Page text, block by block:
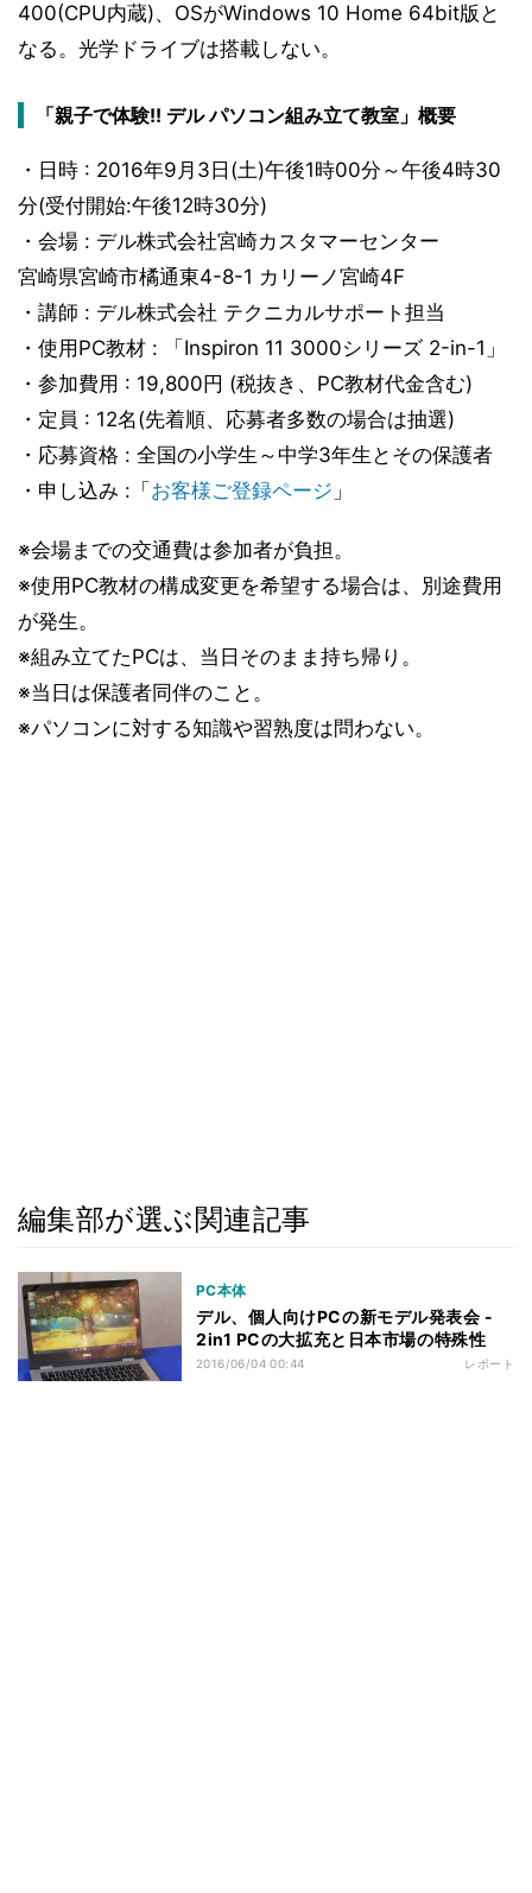
400(CPU内蔵)、OSがWindows 10 Home 64bit版と
なる。光学ドライブは搭載しない。
「親子で体験!! デル パソコン組み立て教室」概要
・日時 : 2016年9月3日(土)午後1時00分～午後4時30
分(受付開始:午後12時30分)
・会場 : デル株式会社宮崎カスタマーセンター
宮崎県宮崎市橘通東4-8-1 カリーノ宮崎4F
・講師 : デル株式会社 テクニカルサポート担当
・使用PC教材 : 「Inspiron 11 3000シリーズ 2-in-1」
・参加費用 : 19,800円 (税抜き、PC教材代金含む)
・定員 : 12名(先着順、応募者多数の場合は抽選)
・応募資格 : 全国の小学生～中学3年生とその保護者
・申し込み :「 お客様ご登録ページ 」
※会場までの交通費は参加者が負担。
※使用PC教材の構成変更を希望する場合は、別途費用
が発生。
※組み立てたPCは、当日そのまま持ち帰り。
※当日は保護者同伴のこと。
※パソコンに対する知識や習熟度は問わない。
編集部が選ぶ関連記事
PC本体
デル、個人向けPCの新モデル発表会 -
2in1 PCの大拡充と日本市場の特殊性
2016/06/04 00:44 レポート